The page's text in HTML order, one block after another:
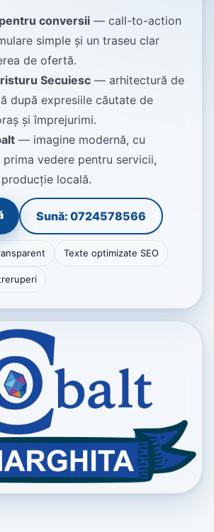
conversii — call-to-action
simple și un traseu clar
de ofertă.
Secuiesc — arhitectură de
după expresiile căutate de
și împrejurimi.
— imagine modernă, cu
vedere pentru servicii,
locală.
Sună: 0724578566
Texte optimizate SEO